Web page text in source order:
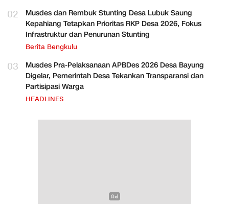
02
Musdes dan Rembuk Stunting Desa Lubuk Saung
Kepahiang Tetapkan Prioritas RKP Desa 2026, Fokus
Infrastruktur dan Penurunan Stunting
Berita Bengkulu
03
Musdes Pra-Pelaksanaan APBDes 2026 Desa Bayung
Digelar, Pemerintah Desa Tekankan Transparansi dan
Partisipasi Warga
HEADLINES